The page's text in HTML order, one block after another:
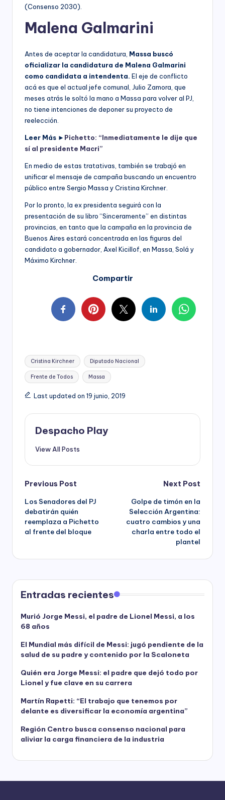
(Consenso 2030).
Malena Galmarini
Antes de aceptar la candidatura, Massa buscó
oficializar la candidatura de Malena Galmarini
como candidata a intendenta. El eje de conflicto
acá es que el actual jefe comunal, Julio Zamora, que
meses atrás le soltó la mano a Massa para volver al PJ,
no tiene intenciones de deponer su proyecto de
reelección.
Leer Más ► Pichetto: “Inmediatamente le dije que
sí al presidente Macri”
En medio de estas tratativas, también se trabajó en
unificar el mensaje de campaña buscando un encuentro
público entre Sergio Massa y Cristina Kirchner.
Por lo pronto, la ex presidenta seguirá con la
presentación de su libro “Sinceramente” en distintas
provincias, en tanto que la campaña en la provincia de
Buenos Aires estará concentrada en las figuras del
candidato a gobernador, Axel Kicillof, en Massa, Solá y
Máximo Kirchner.
Compartir
Tags:
Cristina Kirchner Diputado Nacional
Frente de Todos Massa
Last updated on 19 junio, 2019
Despacho Play
View All Posts
Post
navigation
Previous Post
Los Senadores del PJ
debatirán quién
reemplaza a Pichetto
al frente del bloque
Next Post
Golpe de timón en la
Selección Argentina:
cuatro cambios y una
charla entre todo el
plantel
Entradas recientes
Murió Jorge Messi, el padre de Lionel Messi, a los
68 años
El Mundial más difícil de Messi: jugó pendiente de la
salud de su padre y contenido por la Scaloneta
Quién era Jorge Messi: el padre que dejó todo por
Lionel y fue clave en su carrera
Martín Rapetti: “El trabajo que tenemos por
delante es diversificar la economía argentina”
Región Centro busca consenso nacional para
aliviar la carga financiera de la industria